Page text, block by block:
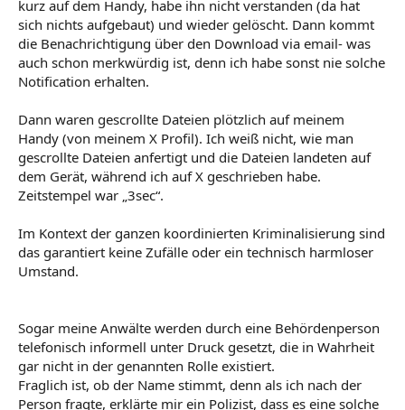
kurz auf dem Handy, habe ihn nicht verstanden (da hat
sich nichts aufgebaut) und wieder gelöscht. Dann kommt
die Benachrichtigung über den Download via email- was
auch schon merkwürdig ist, denn ich habe sonst nie solche
Notification erhalten.
Dann waren gescrollte Dateien plötzlich auf meinem
Handy (von meinem X Profil). Ich weiß nicht, wie man
gescrollte Dateien anfertigt und die Dateien landeten auf
dem Gerät, während ich auf X geschrieben habe.
Zeitstempel war „3sec“.
Im Kontext der ganzen koordinierten Kriminalisierung sind
das garantiert keine Zufälle oder ein technisch harmloser
Umstand.
Sogar meine Anwälte werden durch eine Behördenperson
telefonisch informell unter Druck gesetzt, die in Wahrheit
gar nicht in der genannten Rolle existiert.
Fraglich ist, ob der Name stimmt, denn als ich nach der
Person fragte, erklärte mir ein Polizist, dass es eine solche